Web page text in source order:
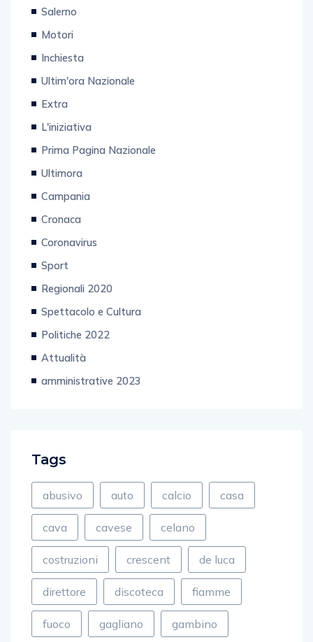
Salerno
Motori
Inchiesta
Ultim'ora Nazionale
Extra
L'iniziativa
Prima Pagina Nazionale
Ultimora
Campania
Cronaca
Coronavirus
Sport
Regionali 2020
Spettacolo e Cultura
Politiche 2022
Attualità
amministrative 2023
Tags
abusivo auto calcio casa
cava cavese celano
costruzioni crescent de luca
direttore discoteca fiamme
fuoco gagliano gambino